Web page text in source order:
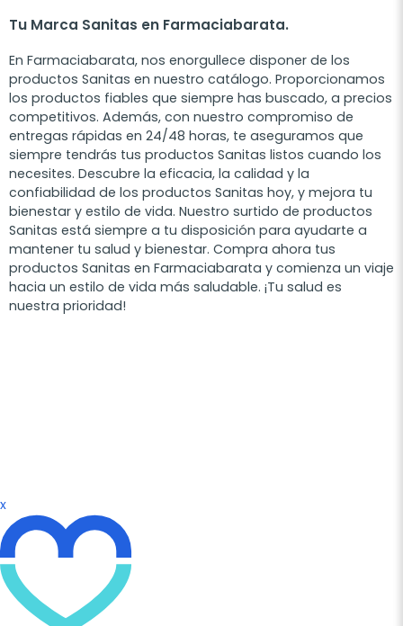
Tu Marca Sanitas en Farmaciabarata.
En Farmaciabarata, nos enorgullece disponer de los
productos Sanitas en nuestro catálogo. Proporcionamos
los productos fiables que siempre has buscado, a precios
competitivos. Además, con nuestro compromiso de
entregas rápidas en 24/48 horas, te aseguramos que
siempre tendrás tus productos Sanitas listos cuando los
necesites. Descubre la eficacia, la calidad y la
confiabilidad de los productos Sanitas hoy, y mejora tu
bienestar y estilo de vida. Nuestro surtido de productos
Sanitas está siempre a tu disposición para ayudarte a
mantener tu salud y bienestar. Compra ahora tus
productos Sanitas en Farmaciabarata y comienza un viaje
hacia un estilo de vida más saludable. ¡Tu salud es
nuestra prioridad!
x